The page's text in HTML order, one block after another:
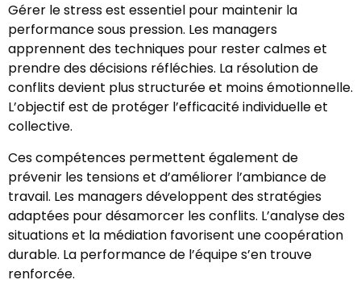
Gérer le stress est essentiel pour maintenir la
performance sous pression. Les managers
apprennent des techniques pour rester calmes et
prendre des décisions réfléchies. La résolution de
conflits devient plus structurée et moins émotionnelle.
L’objectif est de protéger l’efficacité individuelle et
collective.
Ces compétences permettent également de
prévenir les tensions et d’améliorer l’ambiance de
travail. Les managers développent des stratégies
adaptées pour désamorcer les conflits. L’analyse des
situations et la médiation favorisent une coopération
durable. La performance de l’équipe s’en trouve
renforcée.